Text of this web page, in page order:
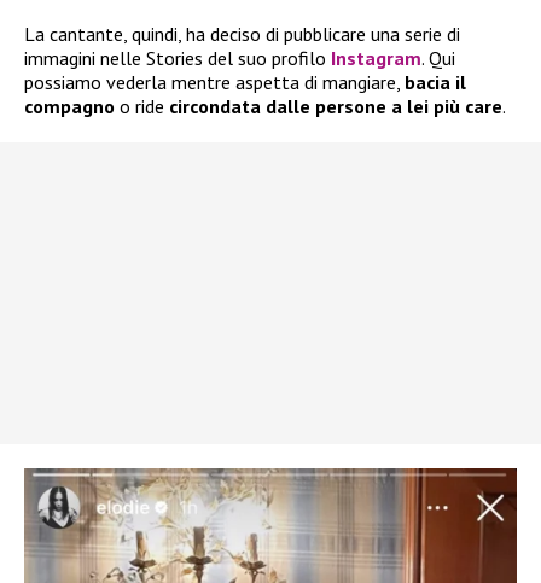
La cantante, quindi, ha deciso di pubblicare una serie di
immagini nelle Stories del suo profilo Instagram. Qui
possiamo vederla mentre aspetta di mangiare, bacia il
compagno o ride circondata dalle persone a lei più care.